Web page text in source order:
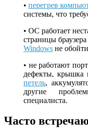
• перегрев
системы, что
• ОС работает
страницы
Windows не
• не работают
дефекты, крышка
петель,
другие
специалиста.
Часто